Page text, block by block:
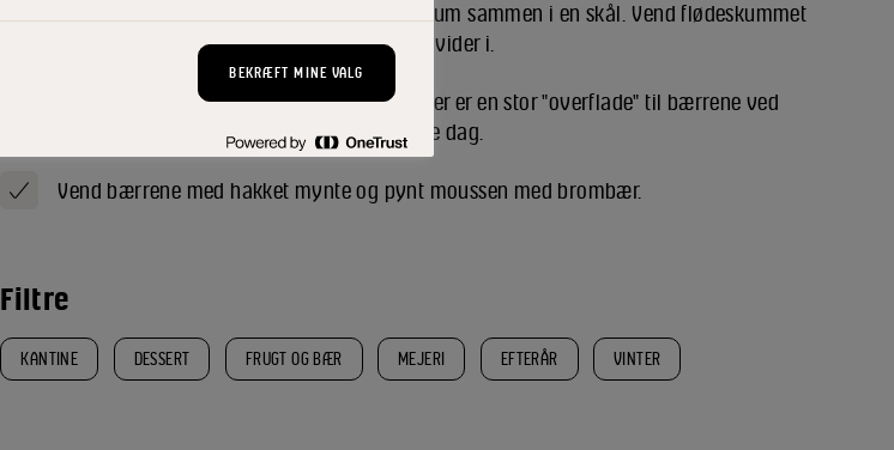
Vend den smeltede chokolade og daddelskum sammen i en skål. Vend flødeskummet
i. Vend til sidst forsigtigt de piskede æggehvider i.
Kom chokolademoussen i et stort fad, så der er en stor "overflade" til bærrene ved
servering. Lad moussen stå på køl til næste dag.
Vend bærrene med hakket mynte og pynt moussen med brombær.
Filtre
KANTINE DESSERT FRUGT OG BÆR MEJERI EFTERÅR VINTER
BEKRÆFT MINE VALG